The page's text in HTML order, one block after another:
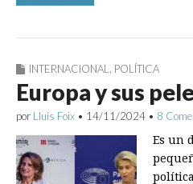
INTERNACIONAL, POLÍTICA
Europa y sus
por Lluís Foix • 14/11/2024 • 8
Es un